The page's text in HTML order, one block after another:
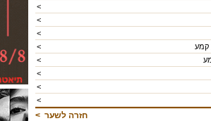
<
<
<
<
<
<
<
<
חזרה לשער >